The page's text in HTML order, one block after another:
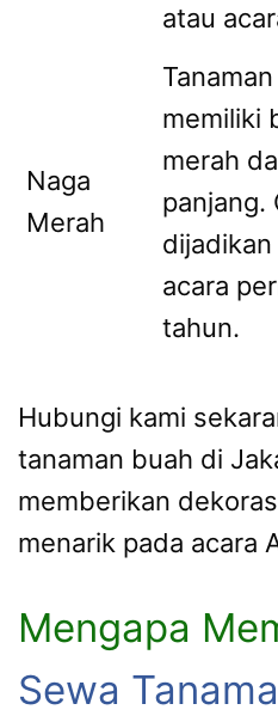
atau
Naga
Merah
memiliki
merah
panjang.
acara
tahun.
Hubungi kami
tanaman buah di
memberikan
menarik pada acara
Mengapa
Sewa